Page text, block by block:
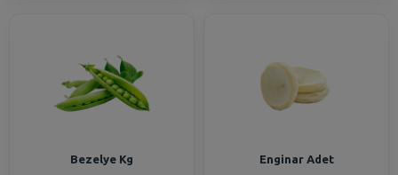
Bezelye Kg Enginar Adet